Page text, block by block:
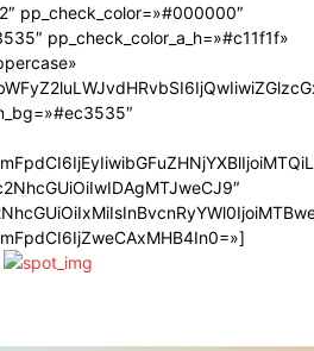
pp_check_color=»#000000″
pp_check_color_a_h=»#c11f1f»